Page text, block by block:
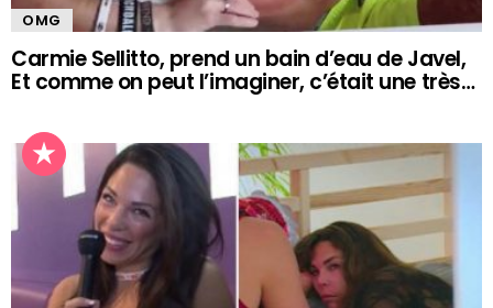
OMG
Carmie Sellitto, prend un bain d’eau de Javel,
Et comme on peut l’imaginer, c’était une très…